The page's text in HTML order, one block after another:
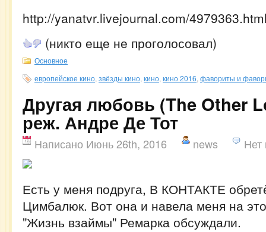
http://yanatvr.livejournal.com/
(никто еще не проголосовал)
Основное
европейское кино звёзды кино кино кино 2016 фавориты и
Другая любовь (The Other
реж. Андре Де Тот
Написано Июнь 26th, 2016 news Нет
Есть у меня подруга, В КОНТАКТЕ
Цимбалюк. Вот она и навела меня на
"Жизнь взаймы" Ремарка обсуждали.